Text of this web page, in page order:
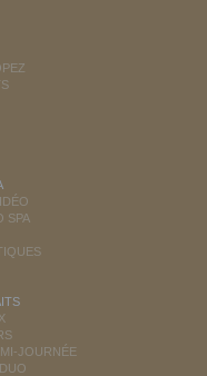
SPA
JOURNÉE